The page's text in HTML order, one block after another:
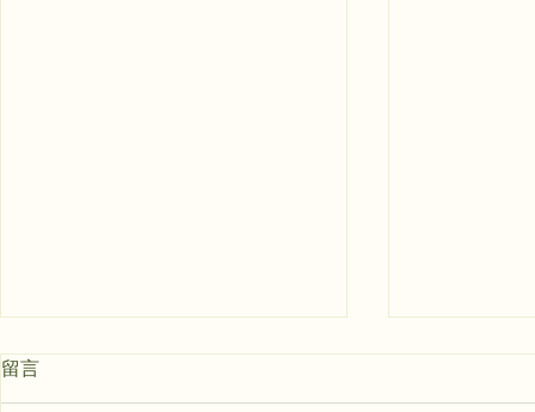
健康，是從身體覺察開始的旅
留言